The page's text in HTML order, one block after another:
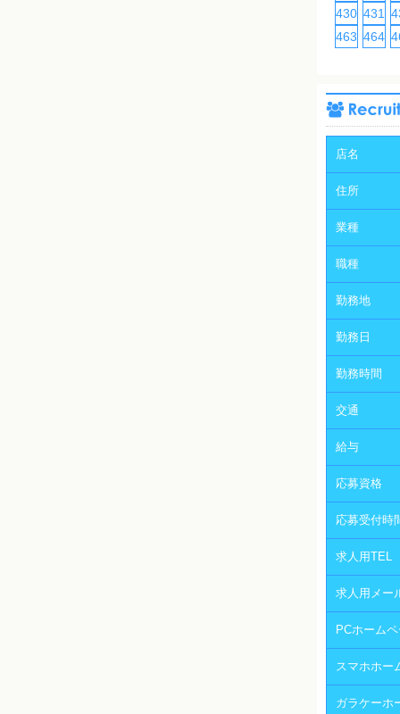
430 431
463 464
店名
住所
業種
職種
勤務地
勤務日
勤務時間
交通
給与
応募資格
応募受付時
求人用TEL
求人用メー
PCホーム
スマホホー
ガラケーホ